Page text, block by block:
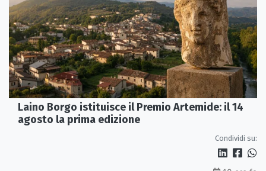
Laino Borgo istituisce il Premio Artemide: il 14
agosto la prima edizione
Condividi su: